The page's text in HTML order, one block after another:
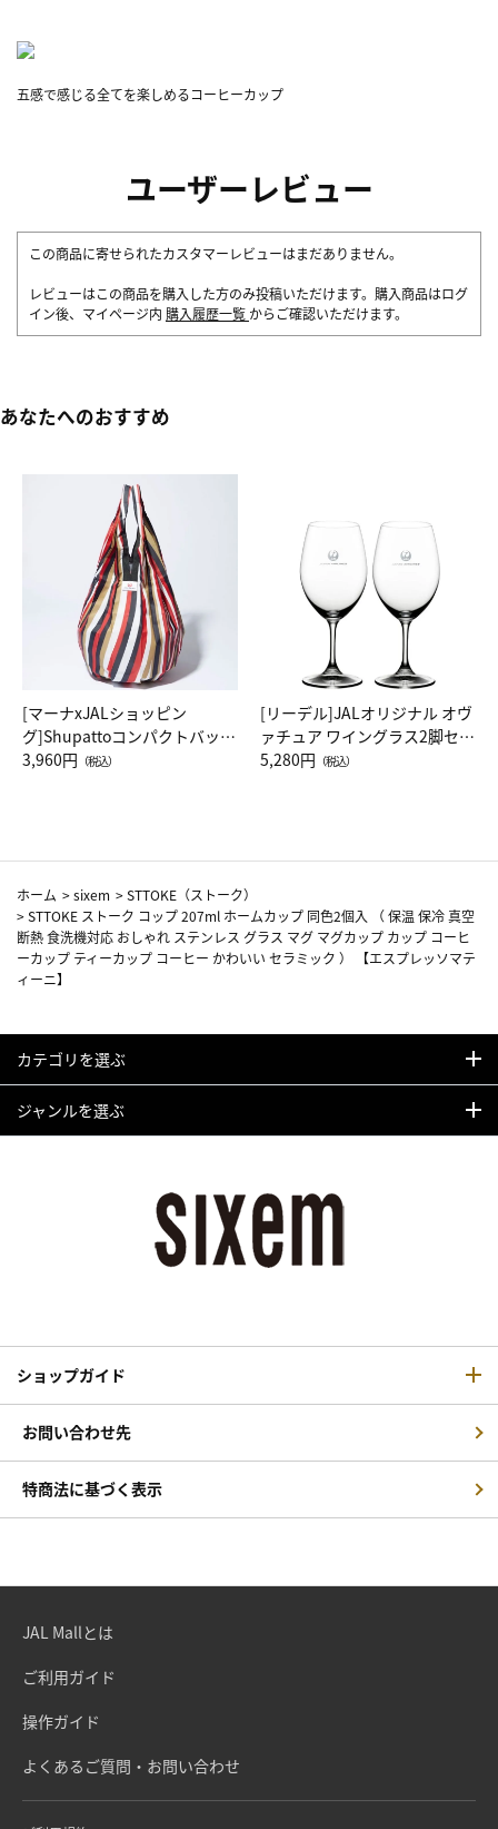
五感で感じる全てを楽しめるコーヒーカップ
ユーザーレビュー
この商品に寄せられたカスタマーレビューはまだありません。
レビューはこの商品を購入した方のみ投稿いただけます。購入商品はログ
イン後、マイページ内 購入履歴一覧 からご確認いただけます。
あなたへのおすすめ
[マーナxJALショッピン
グ]Shupattoコンパクトバッグ
Drop JAL客室乗務員（LC）ス
3,960円 （税込）
[リーデル]JALオリジナル オヴ
ァチュア ワイングラス2脚セッ
ト（レッドワイン）
5,280円 （税込）
ホーム >sixem >STTOKE（ストーク）
>STTOKE ストーク コップ 207ml ホームカップ 同色2個入 （ 保温 保冷 真空
断熱 食洗機対応 おしゃれ ステンレス グラス マグ マグカップ カップ コーヒ
ーカップ ティーカップ コーヒー かわいい セラミック ） 【エスプレッソマテ
ィーニ】
カテゴリを選ぶ
ジャンルを選ぶ
ショップガイド
お問い合わせ先
特商法に基づく表示
JAL Mallとは
ご利用ガイド
操作ガイド
よくあるご質問・お問い合わせ